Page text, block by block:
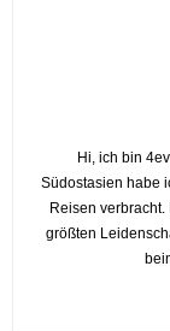
Hi, ich bin
Südostasien habe
Reisen
größten